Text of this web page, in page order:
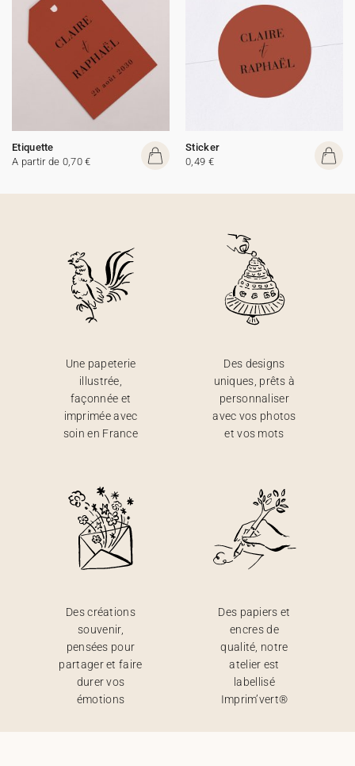
Etiquette
A partir de 0,70 €
Sticker
0,49 €
Une papeterie
illustrée,
façonnée et
imprimée avec
soin en France
Des designs
uniques, prêts à
personnaliser
avec vos photos
et vos mots
Des créations
souvenir,
pensées pour
partager et faire
durer vos
émotions
Des papiers et
encres de
qualité, notre
atelier est
labellisé
Imprim’vert®